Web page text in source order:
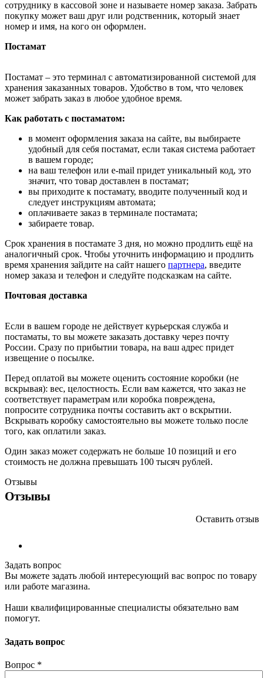
сотруднику в кассовой зоне и называете номер заказа. Забрать
покупку может ваш друг или родственник, который знает
номер и имя, на кого он оформлен.
Постамат
Постамат – это терминал с автоматизированной системой для
хранения заказанных товаров. Удобство в том, что человек
может забрать заказ в любое удобное время.
Как работать с постаматом:
в момент оформления заказа на сайте, вы выбираете
удобный для себя постамат, если такая система работает
в вашем городе;
на ваш телефон или e-mail придет уникальный код, это
значит, что товар доставлен в постамат;
вы приходите к постамату, вводите полученный код и
следует инструкциям автомата;
оплачиваете заказ в терминале постамата;
забираете товар.
Срок хранения в постамате 3 дня, но можно продлить ещё на
аналогичный срок. Чтобы уточнить информацию и продлить
время хранения зайдите на сайт нашего партнера, введите
номер заказа и телефон и следуйте подсказкам на сайте.
Почтовая доставка
Если в вашем городе не действует курьерская служба и
постаматы, то вы можете заказать доставку через почту
России. Сразу по прибытии товара, на ваш адрес придет
извещение о посылке.
Перед оплатой вы можете оценить состояние коробки (не
вскрывая): вес, целостность. Если вам кажется, что заказ не
соответствует параметрам или коробка повреждена,
попросите сотрудника почты составить акт о вскрытии.
Вскрывать коробку самостоятельно вы можете только после
того, как оплатили заказ.
Один заказ может содержать не больше 10 позиций и его
стоимость не должна превышать 100 тысяч рублей.
Отзывы
Отзывы
Оставить отзыв
Задать вопрос
Вы можете задать любой интересующий вас вопрос по товару
или работе магазина.
Наши квалифицированные специалисты обязательно вам
помогут.
Задать вопрос
Вопрос *